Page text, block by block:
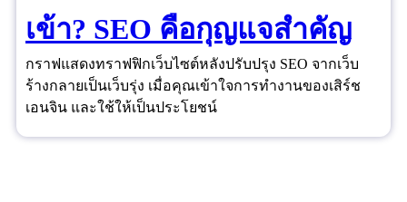
เข้า? SEO คือกุญแจสำคัญ
กราฟแสดงทราฟฟิกเว็บไซต์หลังปรับปรุง SEO จากเว็บ
ร้างกลายเป็นเว็บรุ่ง เมื่อคุณเข้าใจการทำงานของเสิร์ช
เอนจิน และใช้ให้เป็นประโยชน์